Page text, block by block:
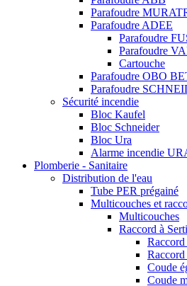
Parafoudre
Parafoudre ADEE
Parafoudre
Parafoudre
Cartouche
Parafoudre OBO
Parafoudre
Sécurité incendie
Bloc Kaufel
Bloc Schneider
Bloc Ura
Alarme incendie
Plomberie - Sanitaire
Distribution de l'eau
Tube PER prégainé
Multicouches et
Multicouches
Raccord à
Coude
Coude